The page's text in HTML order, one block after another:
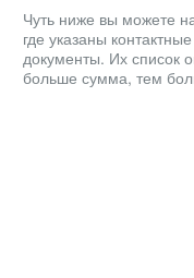
Чуть ниже вы можете
где указаны
документы. Их список
больше сумма, тем